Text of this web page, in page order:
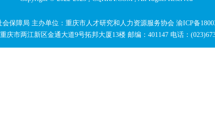
保障局 主办单位：重庆市人才研究和人力资源服务协会 渝ICP备
庆市两江新区金通大道9号拓邦大厦13楼 邮编：401147 电话：